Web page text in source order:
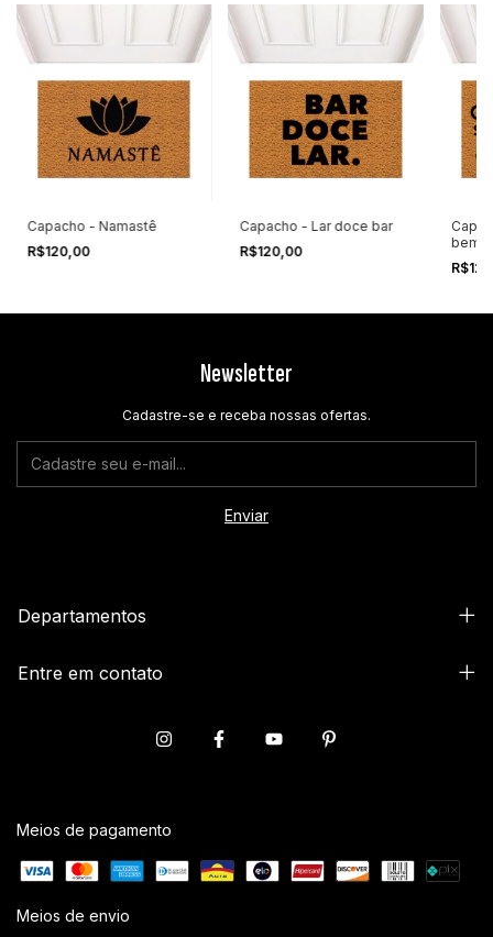
Capacho - Namastê
R$120,00
Capacho - Lar doce bar
R$120,00
bem-
Newsletter
Cadastre-se e receba nossas ofertas.
Departamentos
Entre em contato
Meios de pagamento
Meios de envio